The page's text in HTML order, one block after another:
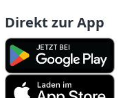
Direkt zur App